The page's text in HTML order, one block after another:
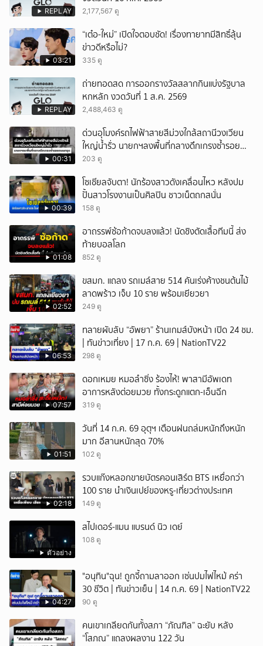
REPLAY 2,177,567 ดู
03:21
“เต๋อ-ใหม่” เปิดใจตอบชัด! เรื่องทายาทมีสิทธิ์ลุ้น
ข่าวดีหรือไม่?
335 ดู
REPLAY
ถ่ายทอดสด การออกรางวัลสลากกินแบ่งรัฐบาล
หกหลัก งวดวันที่ 1 ส.ค. 2569
2,488,463 ดู
00:31
ด่วนอุโมงค์รถไฟฟ้าสายสีม่วงใกล้สถานีวงเวียน
ใหญ่น้ำรั่ว นายกฯลงพื้นที่กลางดึกเกรงซ้ำรอย
ถนนทรุด
203 ดู
00:39
โซเชียลจับตา! นักร้องสาวดังเคลื่อนไหว หลังปม
ปั้นสาวโรงงานเป็นศิลปิน ชาวเน็ตถกสนั่น
158 ดู
01:08
อาถรรพ์ซ้อก้าดจบลงแล้ว! นัดชิงตัดเสื้อทีมนี้ ส่ง
ท้ายบอลโลก
852 ดู
02:52
ขสมก. แถลง รถเมล์สาย 514 คันเร่งค้างชนต้นไม้
ลาดพร้าว เจ็บ 10 ราย พร้อมเยียวยา
249 ดู
06:53
ทลายผับลับ “อัพยา” ร้านเกมส์บังหน้า เปิด 24 ชม.
| ทันข่าวเที่ยง | 17 ก.ค. 69 | NationTV22
298 ดู
07:57
ดอกเหมย หมอลำซิ่ง ร้องไห้! พาสามีอัพเดท
อาการหลังต่อยมวย ทั้งกระดูกแตก-เอ็นฉีก
319 ดู
01:51
วันที่ 14 ก.ค. 69 อุตุฯ เตือนฝนถล่มหนักถึงหนัก
มาก อีสานหนักสุด 70%
102 ดู
02:18
รวบแก๊งหลอกขายบัตรคอนเสิร์ต BTS เหยื่อกว่า
100 ราย นำเงินเปย์ของหรู-เที่ยวต่างประเทศ
149 ดู
ตัวอย่าง
สไปเดอร์-แมน แบรนด์ นิว เดย์
108 ดู
04:27
"อนุทิน"ฉุน! ถูกจี้ถามลาออก เซ่นปมไฟไหม้ คร่า
30 ชีวิต | ทันข่าวเย็น | 14 ก.ค. 69 | NationTV22
90 ดู
คนเขาเกลียดกันทั้งสภา “ภัณฑิล” ฉะยับ หลัง
“โสภณ” แถลงผลงาน 122 วัน
ยกเลิก